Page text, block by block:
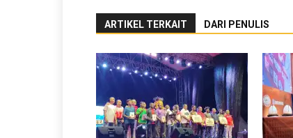
ARTIKEL TERKAIT DARI PENULIS